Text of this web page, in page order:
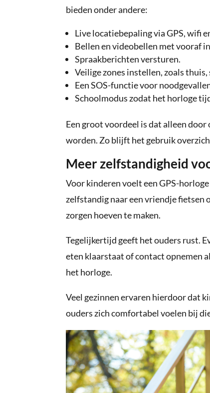
bieden onder andere:
Live locatiebepaling via GPS, wifi
Bellen en videobellen met vooraf
Spraakberichten versturen.
Veilige zones instellen, zoals
Een SOS-functie voor
Schoolmodus zodat het horloge
Een groot voordeel is dat alleen
worden. Zo blijft het gebruik
Meer zelfstandigheid
Voor kinderen voelt een GPS-
zelfstandig naar een vriendje fietsen
zorgen hoeven te maken.
Tegelijkertijd geeft het ouders rust.
eten klaarstaat of contact opnemen
het horloge.
Veel gezinnen ervaren hierdoor dat
ouders zich comfortabel voelen bij